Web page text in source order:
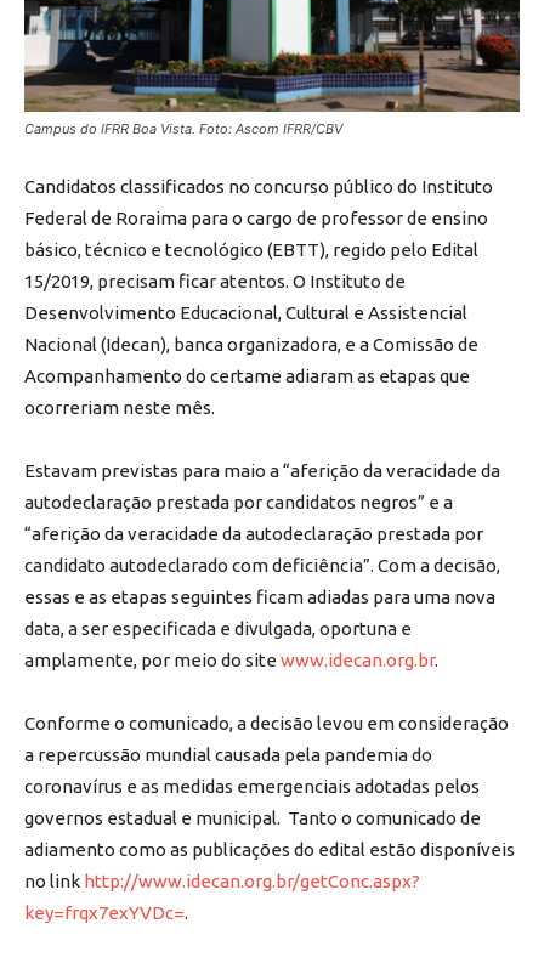
Campus do IFRR Boa Vista. Foto: Ascom IFRR/CBV
Candidatos classificados no concurso público do Instituto
Federal de Roraima para o cargo de professor de ensino
básico, técnico e tecnológico (EBTT), regido pelo Edital
15/2019, precisam ficar atentos. O Instituto de
Desenvolvimento Educacional, Cultural e Assistencial
Nacional (Idecan), banca organizadora, e a Comissão de
Acompanhamento do certame adiaram as etapas que
ocorreriam neste mês.
Estavam previstas para maio a “aferição da veracidade da
autodeclaração prestada por candidatos negros” e a
“aferição da veracidade da autodeclaração prestada por
candidato autodeclarado com deficiência”. Com a decisão,
essas e as etapas seguintes ficam adiadas para uma nova
data, a ser especificada e divulgada, oportuna e
amplamente, por meio do site www.idecan.org.br.
Conforme o comunicado, a decisão levou em consideração
a repercussão mundial causada pela pandemia do
coronavírus e as medidas emergenciais adotadas pelos
governos estadual e municipal. Tanto o comunicado de
adiamento como as publicações do edital estão disponíveis
no link http://www.idecan.org.br/getConc.aspx?
key=frqx7exYVDc=.